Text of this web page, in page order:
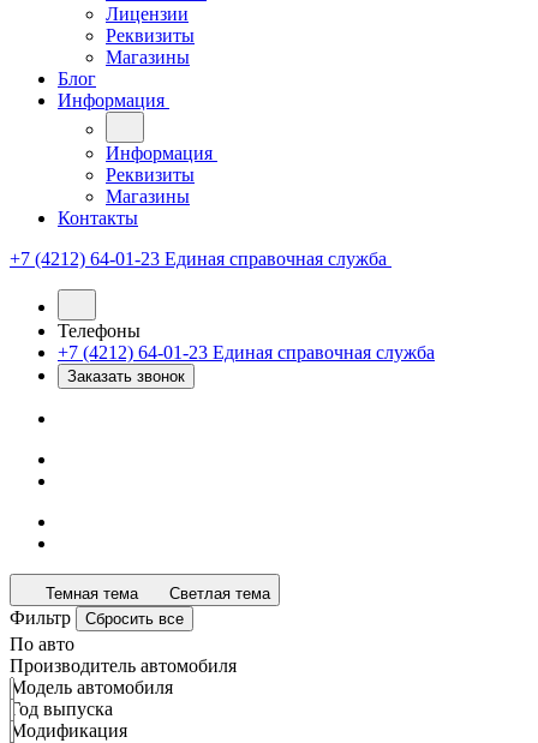
Лицензии
Реквизиты
Магазины
Блог
Информация
Информация
Реквизиты
Магазины
Контакты
+7 (4212) 64-01-23 Единая справочная служба
Телефоны
+7 (4212) 64-01-23 Единая справочная служба
Заказать звонок
Темная тема Светлая тема
Фильтр Сбросить все
По авто
Производитель автомобиля
Модель автомобиля
Год выпуска
Модификация